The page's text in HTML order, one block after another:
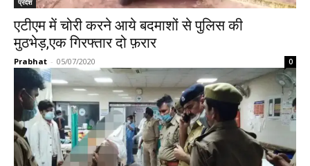
प्रदेश
एटीएम में चोरी करने आये बदमाशों से पुलिस की
मुठभेड़,एक गिरफ्तार दो फ़रार
Prabhat - 05/07/2020 0